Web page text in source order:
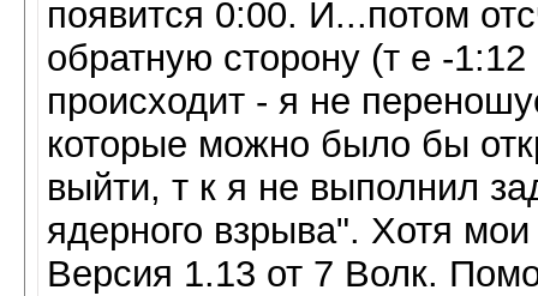
появится 0:00. И...потом
обратную сторону (т е -
происходит - я не
которые можно было бы
выйти, т к я не выполнил
ядерного взрыва". Хотя
Версия 1.13 от 7 Волк.